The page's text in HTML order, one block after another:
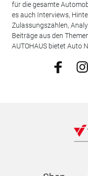
für die gesamte
es auch Interviews,
Zulassungszahlen,
Beiträge aus den
AUTOHAUS bietet Auto